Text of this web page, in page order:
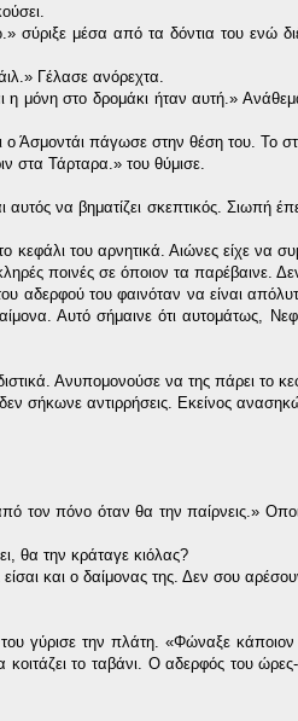
μέσα από τα δόντια του ενώ
Γέλασε ανόρεχτα.
μόνη στο δρομάκι ήταν αυτή.»
ο Άσμοντάι πάγωσε στην θέση του. Το
στα Τάρταρα.» του θύμισε.
να βηματίζει σκεπτικός. Σιωπή
του αρνητικά. Αιώνες είχε να
ποινές σε όποιον τα παρέβαινε.
του φαινόταν να είναι
Αυτό σήμαινε ότι αυτομάτως,
Ανυπομονούσε να της πάρει το
σήκωνε αντιρρήσεις. Εκείνος
τον πόνο όταν θα την παίρνεις.»
θα την κράταγε κιόλας?
και ο δαίμονας της. Δεν σου
γύρισε την πλάτη. «Φώναξε κάποιον
το ταβάνι. Ο αδερφός του